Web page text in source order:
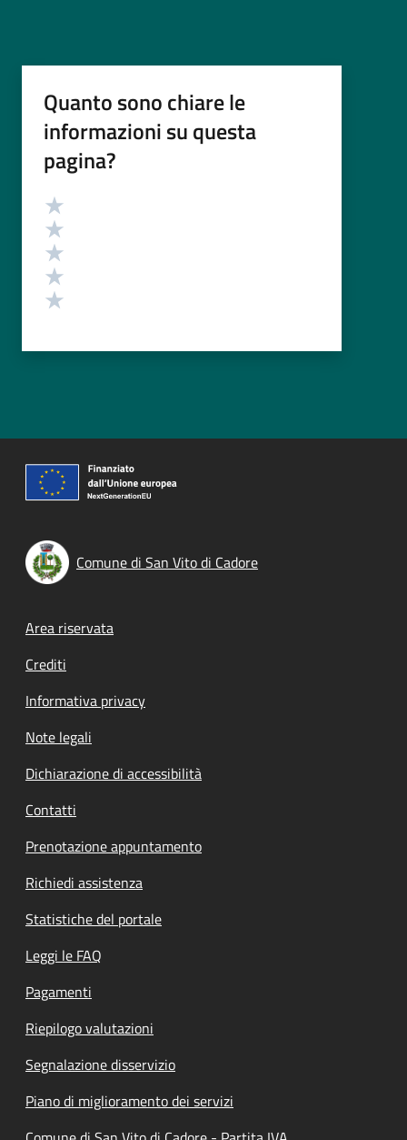
Quanto sono chiare le
informazioni su questa
pagina?
Valutazione
Comune di San Vito di Cadore
Footer menu
Area riservata
Crediti
Informativa privacy
Note legali
Dichiarazione di accessibilità
Contatti
Prenotazione appuntamento
Richiedi assistenza
Statistiche del portale
Leggi le FAQ
Pagamenti
Riepilogo valutazioni
Segnalazione disservizio
Piano di miglioramento dei servizi